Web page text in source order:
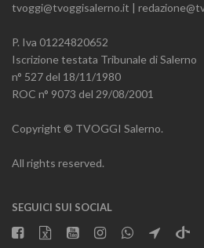
tvoggi@tvoggisalerno.it |
P. Iva 01224820652
Iscrizione testata Tribunale di Salerno
n° 527 del 18/11/1980
ROC n° 9073 del 29/08/2001
Copyright © TVOGGI Salerno.
All rights reserved.
SEGUICI SUI SOCIAL